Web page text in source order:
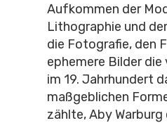
Aufkommen der
Lithographie und
die Fotografie, den
ephemere Bilder
im 19. Jahrhundert
maßgeblichen
zählte, Aby